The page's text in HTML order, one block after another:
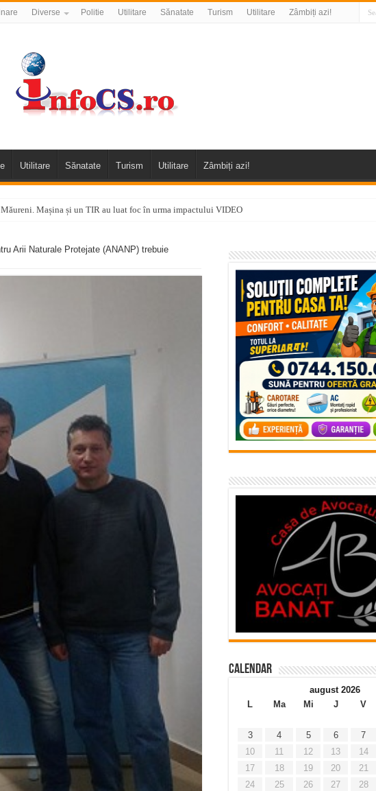
Diverse Politie Utilitare Sănatate Turism Utilitare Zâmbiți azi!
Utilitare Sănatate Turism Utilitare Zâmbiți azi!
Mașina și un TIR au luat foc în urma impactului VIDEO
Oravița – Cărbunari VIDEO
în Bocșa Română, în data de 6 august 2026
de copii la Carașova VIDEO
– str. Văliugului și Plastomet
– avarie – Calea Severinului
Arii Naturale Protejate (ANANP) trebuie
Calendar
august 2026
L
Ma Mi J V
3
4 5 6 7
10
11 12 13 14
17
18 19 20 21
24
25 26 27 28